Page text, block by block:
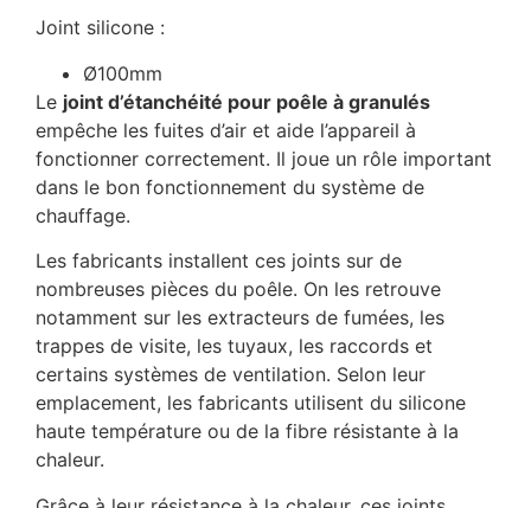
Joint silicone :
Ø100mm
Le joint d’étanchéité pour poêle à granulés
empêche les fuites d’air et aide l’appareil à
fonctionner correctement. Il joue un rôle important
dans le bon fonctionnement du système de
chauffage.
Les fabricants installent ces joints sur de
nombreuses pièces du poêle. On les retrouve
notamment sur les extracteurs de fumées, les
trappes de visite, les tuyaux, les raccords et
certains systèmes de ventilation. Selon leur
emplacement, les fabricants utilisent du silicone
haute température ou de la fibre résistante à la
chaleur.